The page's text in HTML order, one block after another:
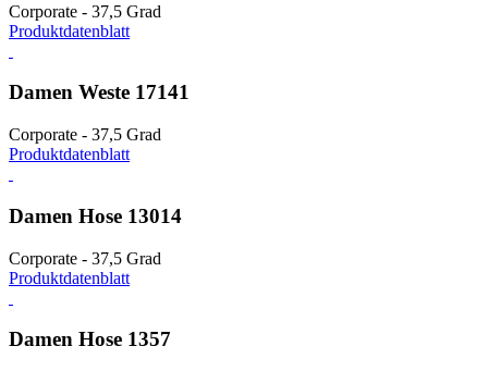
Corporate - 37,5 Grad
Produktdatenblatt
Damen Weste 17141
Corporate - 37,5 Grad
Produktdatenblatt
Damen Hose 13014
Corporate - 37,5 Grad
Produktdatenblatt
Damen Hose 1357